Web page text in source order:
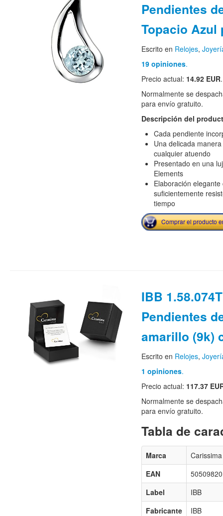
Pendientes
Topacio Azul
Escrito en Relojes,
19 opiniones.
Precio actual: 14.92 EUR.
Normalmente se
para envío gratuito.
Descripción del
Cada pendiente
Una delicada
cualquier atuendo
Presentado en una
Elements
Elaboración
suficientemente
tiempo
Comprar el producto
IBB
Pendientes
amarillo (9k)
Escrito en Relojes,
1 opiniones.
Precio actual: 117.37
Normalmente se
para envío gratuito.
Tabla de
Marca
EAN
Label
IBB
Fabricante
IBB